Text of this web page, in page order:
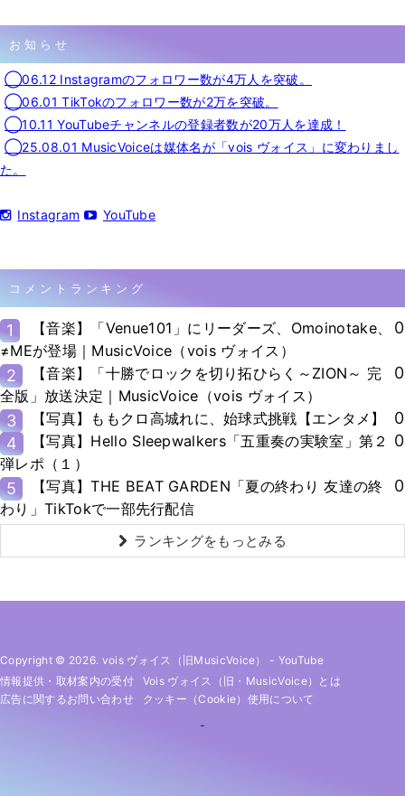
お知らせ
◯06.12 Instagramのフォロワー数が4万人を突破。
◯06.01 TikTokのフォロワー数が2万を突破。
◯10.11 YouTubeチャンネルの登録者数が20万人を達成！
◯25.08.01 MusicVoiceは媒体名が「vois ヴォイス」に変わりまし
た。
Instagram YouTube
コメントランキング
1
【音楽】「Venue101」にリーダーズ、Omoinotake、
≠MEが登場｜MusicVoice（vois ヴォイス）
0
2
【音楽】「十勝でロックを切り拓ひらく～ZION～ 完
全版」放送決定｜MusicVoice（vois ヴォイス）
0
3 【写真】ももクロ高城れに、始球式挑戦【エンタメ】
0
4
【写真】Hello Sleepwalkers「五重奏の実験室」第２
弾レポ（１）
0
5
【写真】THE BEAT GARDEN「夏の終わり 友達の終
わり」TikTokで一部先行配信
0
ランキングをもっとみる
Copyright © 2026. vois ヴォイス（旧MusicVoice） - YouTube
情報提供・取材案内の受付
Vois ヴォイス（旧・MusicVoice）とは
広告に関するお問い合わせ
クッキー（cookie）使用について
-